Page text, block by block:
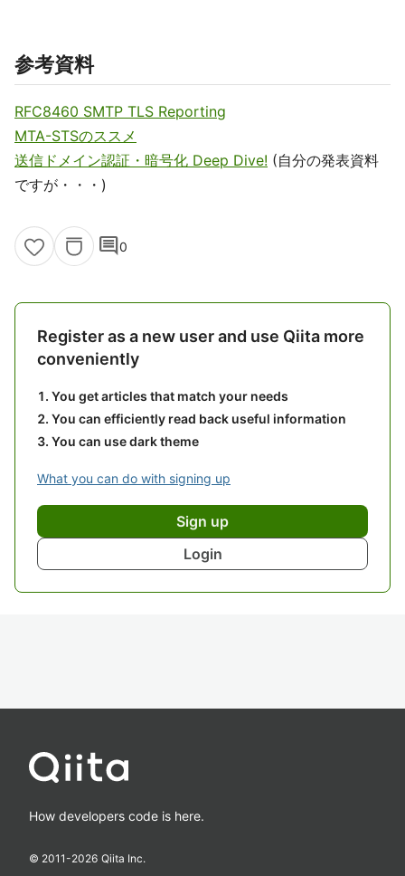
参考資料
RFC8460 SMTP TLS Reporting
MTA-STSのススメ
送信ドメイン認証・暗号化 Deep Dive! (自分の発表資料
ですが・・・)
comment0
Register as a new user and use Qiita more
conveniently
You get articles that match your needs
You can efficiently read back useful information
You can use dark theme
What you can do with signing up
Sign up
Login
How developers code is here.
© 2011-2026 Qiita Inc.